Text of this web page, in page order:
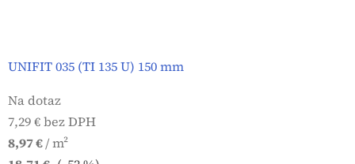
UNIFIT 035 (TI 135 U) 150 mm
Na dotaz
7,29 € bez DPH
8,97 €/ m²